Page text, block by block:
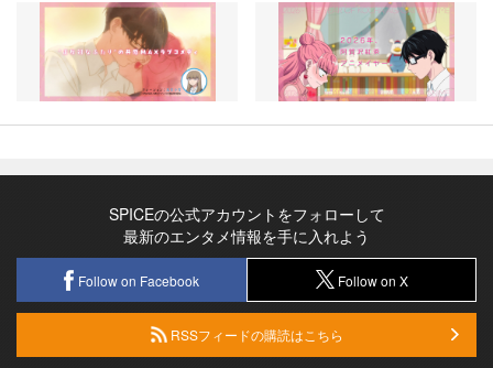
SPICEの公式アカウントをフォローして
最新のエンタメ情報を手に入れよう
Follow on Facebook Follow on X
RSSフィードの購読はこちら